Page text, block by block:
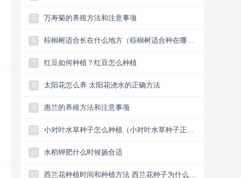
5 万寿菊的养殖方法和注意事项
6
棕榈树适合长在什么地方（棕榈树适合种在哪
7
红豆如何种植？红豆怎么种植
8 太阳花怎么养 太阳花浇水的正确方法
9 惠兰的养殖方法和注意事项
10
小对叶水草种子怎么种植（小对叶水草种子正确
水稻钾肥什么时候扬合适
12
西兰花种植时间和种植方法 西兰花种子为什么要